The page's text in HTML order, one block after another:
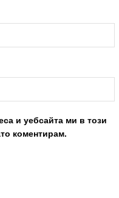
и уебсайта ми в този
коментирам.